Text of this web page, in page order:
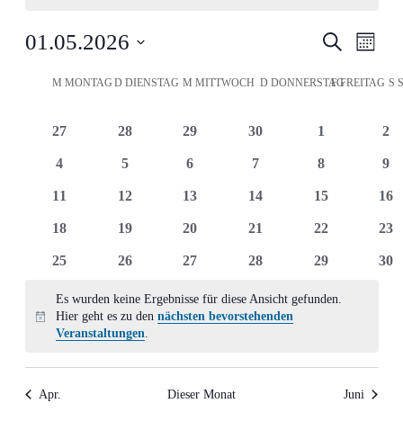
Suche
SucheMonat
01.05.2026
wählen.
Kalender
von
Veranstaltungen
MMONTAG DDIENSTAG M MITTWOCH D DONNERSTAG
FFREITAG S
0
27
0
28
0
29
0
30
0
1
0
2
0
4
0
5
0
6
0
7
0
8
0
9
0
11
0
12
0
13
0
14
0
15
0
16
0
18
0
19
0
20
0
21
0
22
0
23
0
25
0
26
0
27
0
28
0
29
0
30
Hinweis
Es wurden keine Ergebnisse für diese Ansicht gefunden.
Hier geht es zu dennächsten bevorstehenden
Veranstaltungen.
Apr. Dieser Monat Juni